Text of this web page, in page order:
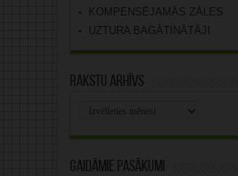
KOMPENSĒJAMĀS ZĀLES
UZTURA BAGĀTINĀTĀJI
Rakstu arhīvs
Gaidāmie pasākumi